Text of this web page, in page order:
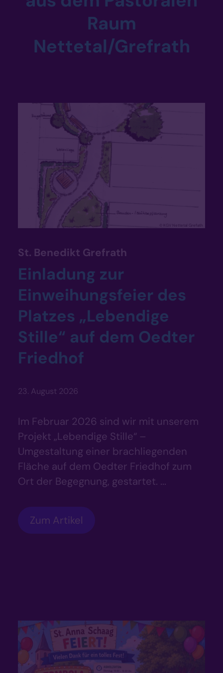
Raum
Nettetal/Grefrath
© KGV Nettetal Grefath
St. Benedikt Grefrath
Einladung zur
Einweihungsfeier des
Platzes „Lebendige
Stille“ auf dem Oedter
Friedhof
23. August 2026
Im Februar 2026 sind wir mit unserem
Projekt „Lebendige Stille“ –
Umgestaltung einer brachliegenden
Fläche auf dem Oedter Friedhof zum
Ort der Begegnung, gestartet. ...
Zum Artikel